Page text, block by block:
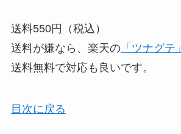
送料550円（税込）
送料が嫌なら、楽天の「ツナグテ」
送料無料で対応も良いです。
目次に戻る